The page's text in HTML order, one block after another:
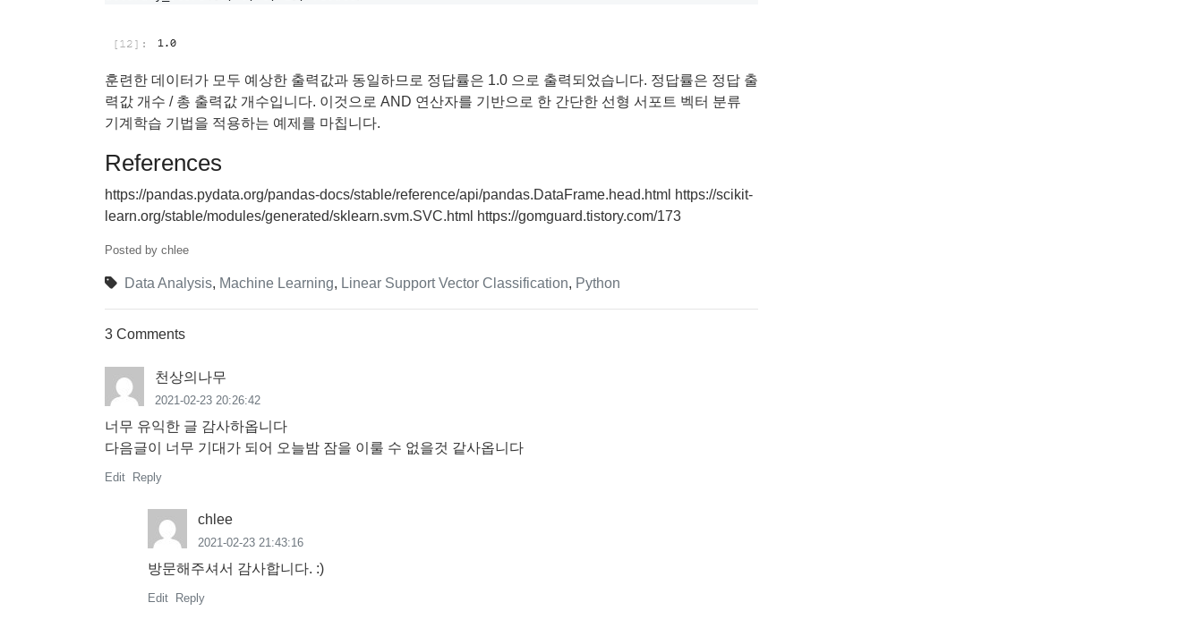
훈련한 데이터가 모두 예상한 출력값과 동일하므로 정답률은 1.0 으로 출력되었습니다. 정답률은 정답 출
력값 개수 / 총 출력값 개수입니다. 이것으로 AND 연산자를 기반으로 한 간단한 선형 서포트 벡터 분류
기계학습 기법을 적용하는 예제를 마칩니다.
References
https://pandas.pydata.org/pandas-docs/stable/reference/api/pandas.DataFrame.head.html https://scikit-
learn.org/stable/modules/generated/sklearn.svm.SVC.html https://gomguard.tistory.com/173
Posted by chlee
Data Analysis, Machine Learning, Linear Support Vector Classification, Python
3 Comments
천상의나무
2021-02-23 20:26:42
너무 유익한 글 감사하옵니다
다음글이 너무 기대가 되어 오늘밤 잠을 이룰 수 없을것 같사옵니다
Edit Reply
chlee
2021-02-23 21:43:16
방문해주셔서 감사합니다. :)
Edit Reply